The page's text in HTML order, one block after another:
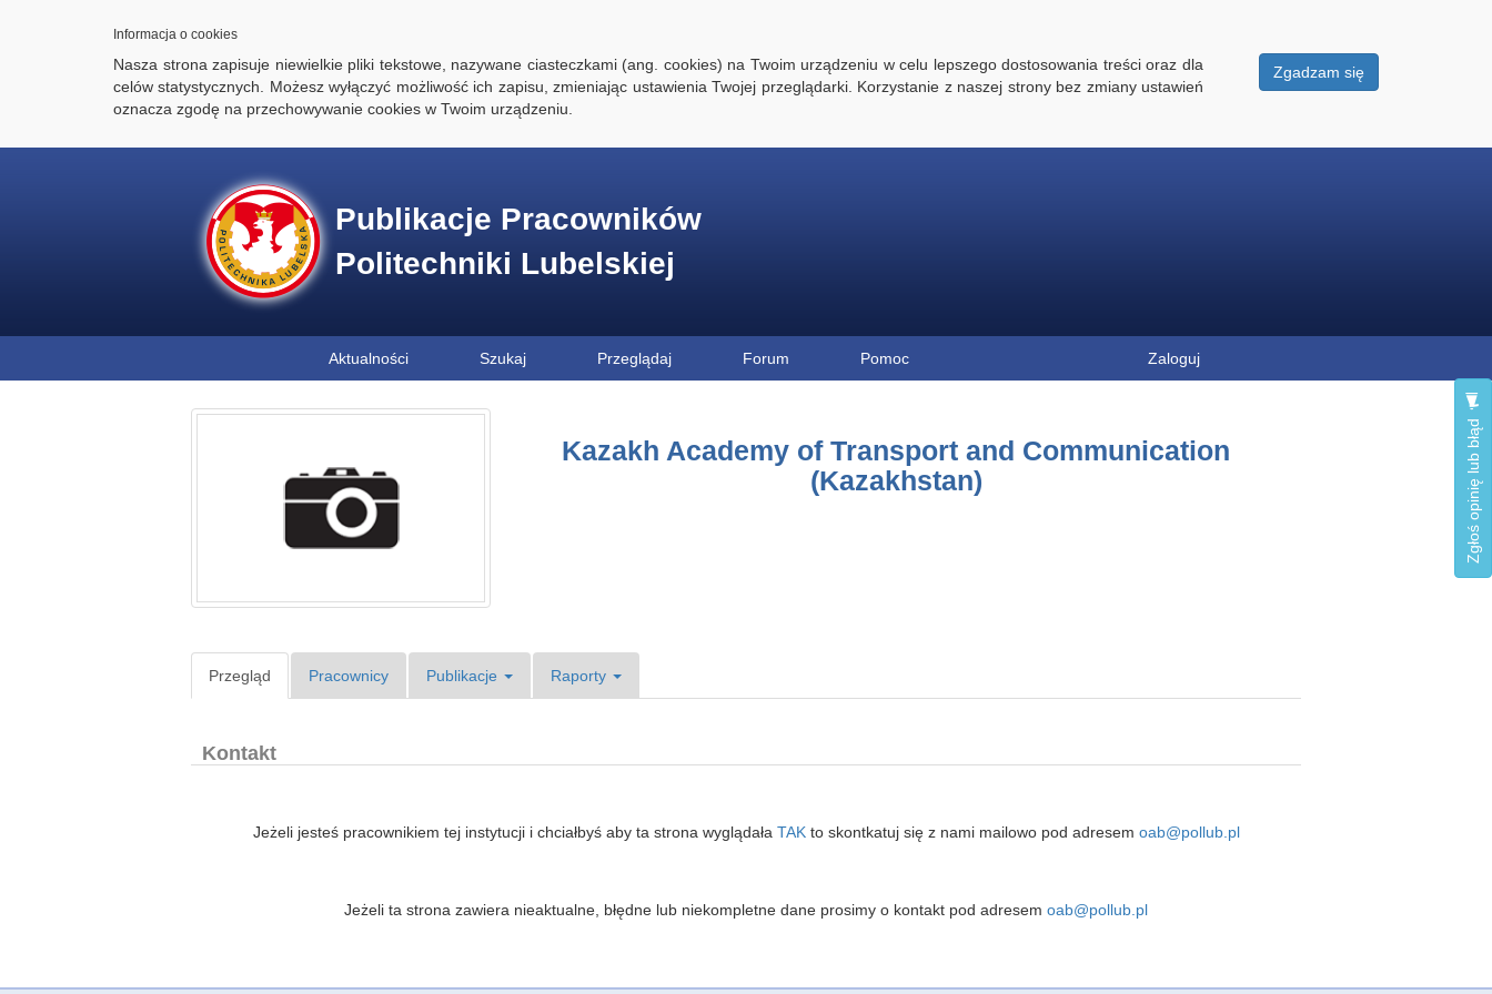
Informacja o cookies
Zgadzam się
Nasza strona zapisuje niewielkie pliki tekstowe, nazywane ciasteczkami (ang. cookies) na Twoim urządzeniu w celu lepszego dostosowania treści oraz dla
celów statystycznych. Możesz wyłączyć możliwość ich zapisu, zmieniając ustawienia Twojej przeglądarki. Korzystanie z naszej strony bez zmiany ustawień
oznacza zgodę na przechowywanie cookies w Twoim urządzeniu.
Publikacje Pracowników
Politechniki Lubelskiej
Aktualności Szukaj Przeglądaj Forum Pomoc Zaloguj
Zgłoś opinię lub błąd
Kazakh Academy of Transport and Communication
(Kazakhstan)
Przegląd Pracownicy Publikacje Raporty
Kontakt
Jeżeli jesteś pracownikiem tej instytucji i chciałbyś aby ta strona wyglądała TAKto skontkatuj się z nami mailowo pod adresem oab@pollub.pl
Jeżeli ta strona zawiera nieaktualne, błędne lub niekompletne dane prosimy o kontakt pod adresem oab@pollub.pl